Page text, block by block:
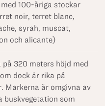
100-åriga stockar
noir, terret blanc,
syrah, muscat,
och alicante)
320 meters höjd med
dock är rika på
Markerna är omgivna av
buskvegetation som